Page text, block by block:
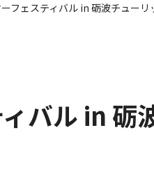
フェスティバル in 砺波チュー
バル in 砺